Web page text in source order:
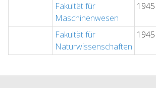
Fakultät für
Maschinenwesen
1945
Fakultät für
Naturwissenschaften
1945